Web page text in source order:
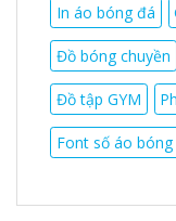
In áo bóng đá
Đồ bóng chuyền
Đồ tập GYM
Font số áo bóng